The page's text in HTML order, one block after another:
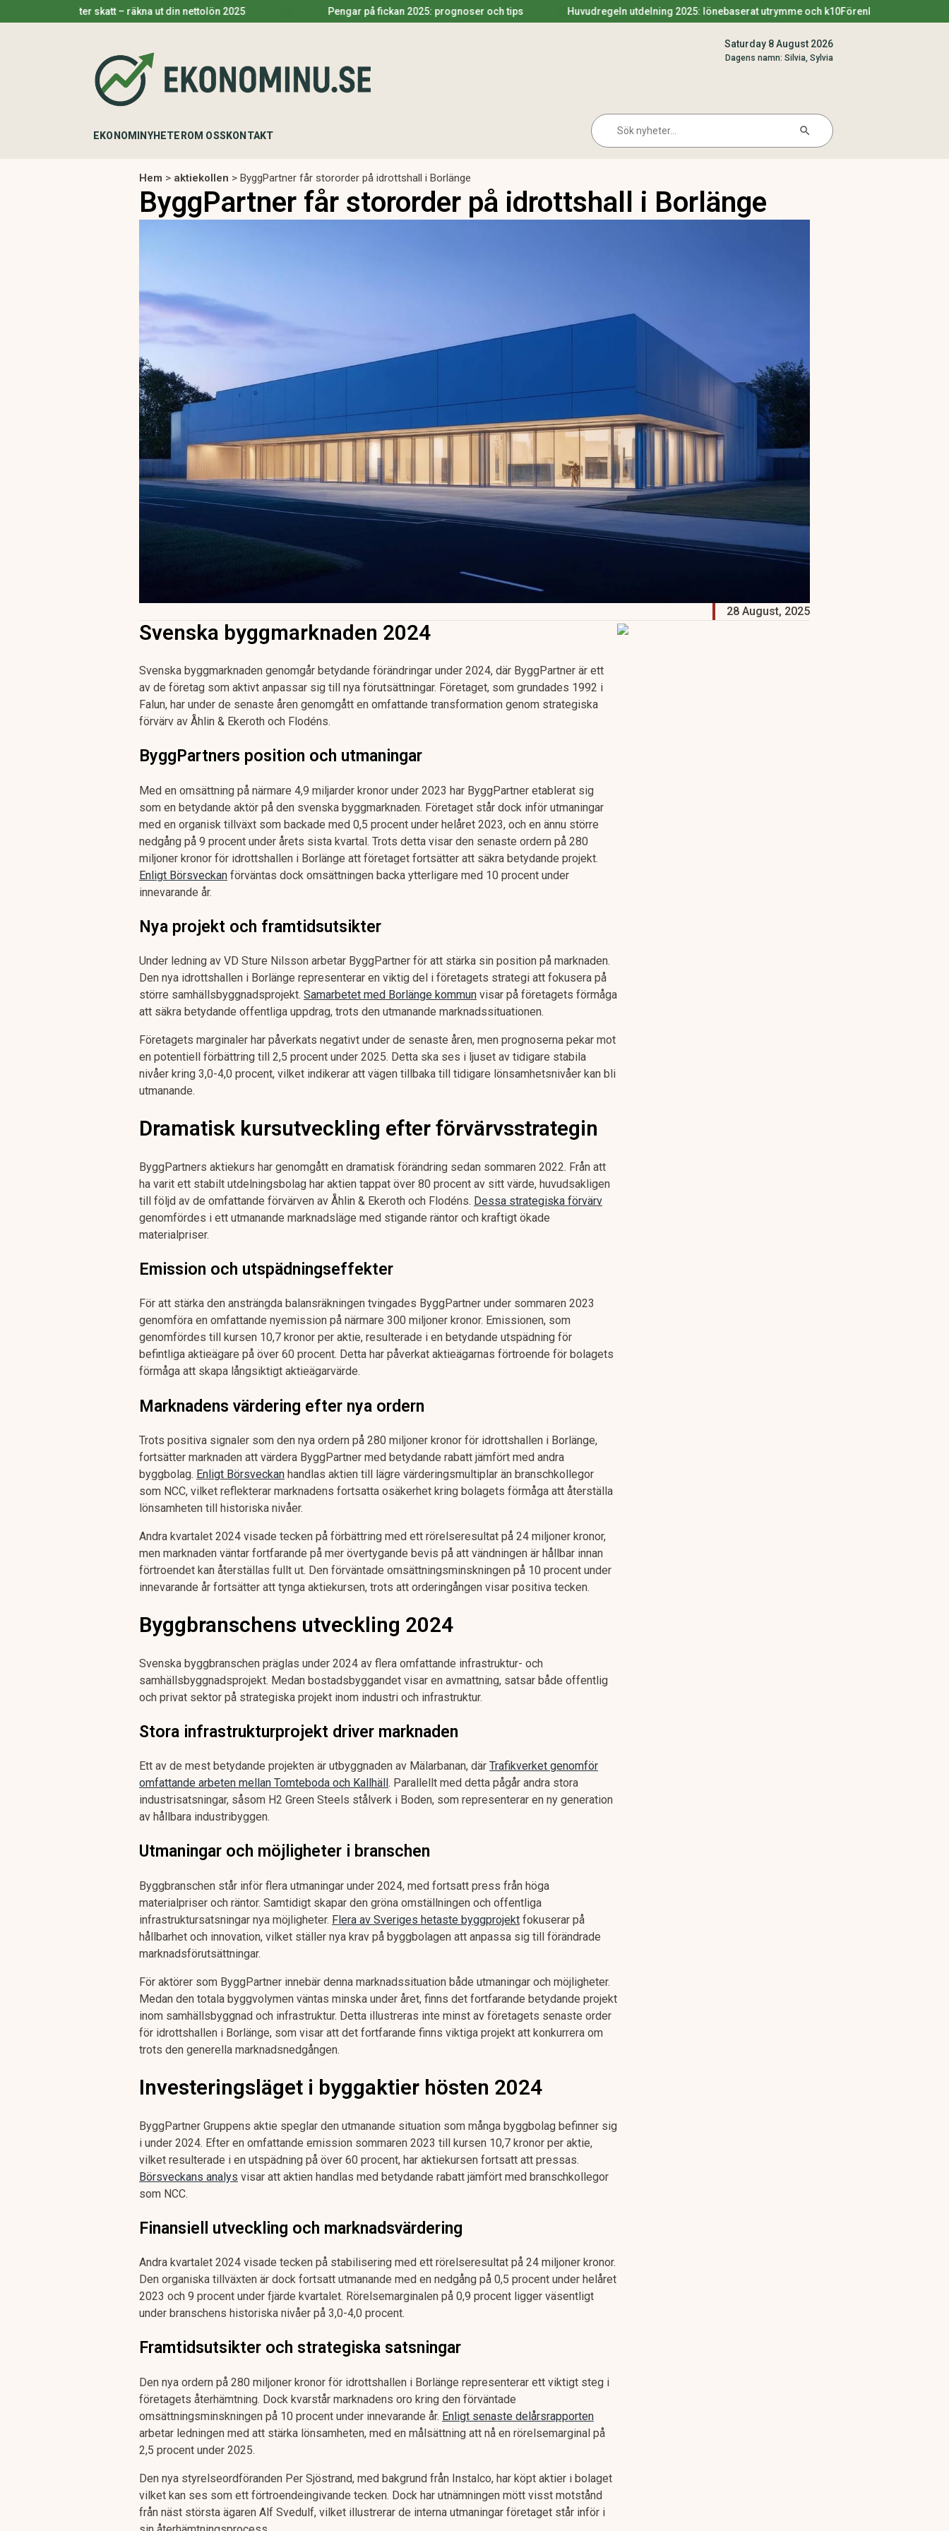
efter skatt – räkna ut din nettolön 2025 Pengar på fickan 2025: prognoser och tips Huvudregeln utdelning 2025: lönebaserat utrymme och k10Förenklingsregeln utdelning 2025 –
EKONOMINYHETEROM OSS KONTAKT
Saturday 8 August 2026
Dagens namn: Silvia, Sylvia
for:
Search Button
Hem > aktiekollen > ByggPartner får stororder på idrottshall i Borlänge
ByggPartner får stororder på idrottshall i Borlänge
28 August, 2025
Svenska byggmarknaden 2024
Svenska byggmarknaden genomgår betydande förändringar under 2024, där ByggPartner är ett
av de företag som aktivt anpassar sig till nya förutsättningar. Företaget, som grundades 1992 i
Falun, har under de senaste åren genomgått en omfattande transformation genom strategiska
förvärv av Åhlin & Ekeroth och Flodéns.
ByggPartners position och utmaningar
Med en omsättning på närmare 4,9 miljarder kronor under 2023 har ByggPartner etablerat sig
som en betydande aktör på den svenska byggmarknaden. Företaget står dock inför utmaningar
med en organisk tillväxt som backade med 0,5 procent under helåret 2023, och en ännu större
nedgång på 9 procent under årets sista kvartal. Trots detta visar den senaste ordern på 280
miljoner kronor för idrottshallen i Borlänge att företaget fortsätter att säkra betydande projekt.
Enligt Börsveckan förväntas dock omsättningen backa ytterligare med 10 procent under
innevarande år.
Nya projekt och framtidsutsikter
Under ledning av VD Sture Nilsson arbetar ByggPartner för att stärka sin position på marknaden.
Den nya idrottshallen i Borlänge representerar en viktig del i företagets strategi att fokusera på
större samhällsbyggnadsprojekt. Samarbetet med Borlänge kommun visar på företagets förmåga
att säkra betydande offentliga uppdrag, trots den utmanande marknadssituationen.
Företagets marginaler har påverkats negativt under de senaste åren, men prognoserna pekar mot
en potentiell förbättring till 2,5 procent under 2025. Detta ska ses i ljuset av tidigare stabila
nivåer kring 3,0-4,0 procent, vilket indikerar att vägen tillbaka till tidigare lönsamhetsnivåer kan bli
utmanande.
Dramatisk kursutveckling efter förvärvsstrategin
ByggPartners aktiekurs har genomgått en dramatisk förändring sedan sommaren 2022. Från att
ha varit ett stabilt utdelningsbolag har aktien tappat över 80 procent av sitt värde, huvudsakligen
till följd av de omfattande förvärven av Åhlin & Ekeroth och Flodéns. Dessa strategiska förvärv
genomfördes i ett utmanande marknadsläge med stigande räntor och kraftigt ökade
materialpriser.
Emission och utspädningseffekter
För att stärka den ansträngda balansräkningen tvingades ByggPartner under sommaren 2023
genomföra en omfattande nyemission på närmare 300 miljoner kronor. Emissionen, som
genomfördes till kursen 10,7 kronor per aktie, resulterade i en betydande utspädning för
befintliga aktieägare på över 60 procent. Detta har påverkat aktieägarnas förtroende för bolagets
förmåga att skapa långsiktigt aktieägarvärde.
Marknadens värdering efter nya ordern
Trots positiva signaler som den nya ordern på 280 miljoner kronor för idrottshallen i Borlänge,
fortsätter marknaden att värdera ByggPartner med betydande rabatt jämfört med andra
byggbolag. Enligt Börsveckan handlas aktien till lägre värderingsmultiplar än branschkollegor
som NCC, vilket reflekterar marknadens fortsatta osäkerhet kring bolagets förmåga att återställa
lönsamheten till historiska nivåer.
Andra kvartalet 2024 visade tecken på förbättring med ett rörelseresultat på 24 miljoner kronor,
men marknaden väntar fortfarande på mer övertygande bevis på att vändningen är hållbar innan
förtroendet kan återställas fullt ut. Den förväntade omsättningsminskningen på 10 procent under
innevarande år fortsätter att tynga aktiekursen, trots att orderingången visar positiva tecken.
Byggbranschens utveckling 2024
Svenska byggbranschen präglas under 2024 av flera omfattande infrastruktur- och
samhällsbyggnadsprojekt. Medan bostadsbyggandet visar en avmattning, satsar både offentlig
och privat sektor på strategiska projekt inom industri och infrastruktur.
Stora infrastrukturprojekt driver marknaden
Ett av de mest betydande projekten är utbyggnaden av Mälarbanan, där Trafikverket genomför
omfattande arbeten mellan Tomteboda och Kallhäll . Parallellt med detta pågår andra stora
industrisatsningar, såsom H2 Green Steels stålverk i Boden, som representerar en ny generation
av hållbara industribyggen.
Utmaningar och möjligheter i branschen
Byggbranschen står inför flera utmaningar under 2024, med fortsatt press från höga
materialpriser och räntor. Samtidigt skapar den gröna omställningen och offentliga
infrastruktursatsningar nya möjligheter. Flera av Sveriges hetaste byggprojekt fokuserar på
hållbarhet och innovation, vilket ställer nya krav på byggbolagen att anpassa sig till förändrade
marknadsförutsättningar.
För aktörer som ByggPartner innebär denna marknadssituation både utmaningar och möjligheter.
Medan den totala byggvolymen väntas minska under året, finns det fortfarande betydande projekt
inom samhällsbyggnad och infrastruktur. Detta illustreras inte minst av företagets senaste order
för idrottshallen i Borlänge, som visar att det fortfarande finns viktiga projekt att konkurrera om
trots den generella marknadsnedgången.
Investeringsläget i byggaktier hösten 2024
ByggPartner Gruppens aktie speglar den utmanande situation som många byggbolag befinner sig
i under 2024. Efter en omfattande emission sommaren 2023 till kursen 10,7 kronor per aktie,
vilket resulterade i en utspädning på över 60 procent, har aktiekursen fortsatt att pressas.
Börsveckans analys visar att aktien handlas med betydande rabatt jämfört med branschkollegor
som NCC.
Finansiell utveckling och marknadsvärdering
Andra kvartalet 2024 visade tecken på stabilisering med ett rörelseresultat på 24 miljoner kronor.
Den organiska tillväxten är dock fortsatt utmanande med en nedgång på 0,5 procent under helåret
2023 och 9 procent under fjärde kvartalet. Rörelsemarginalen på 0,9 procent ligger väsentligt
under branschens historiska nivåer på 3,0-4,0 procent.
Framtidsutsikter och strategiska satsningar
Den nya ordern på 280 miljoner kronor för idrottshallen i Borlänge representerar ett viktigt steg i
företagets återhämtning. Dock kvarstår marknadens oro kring den förväntade
omsättningsminskningen på 10 procent under innevarande år. Enligt senaste delårsrapporten
arbetar ledningen med att stärka lönsamheten, med en målsättning att nå en rörelsemarginal på
2,5 procent under 2025.
Den nya styrelseordföranden Per Sjöstrand, med bakgrund från Instalco, har köpt aktier i bolaget
vilket kan ses som ett förtroendeingivande tecken. Dock har utnämningen mött visst motstånd
från näst största ägaren Alf Svedulf, vilket illustrerar de interna utmaningar företaget står inför i